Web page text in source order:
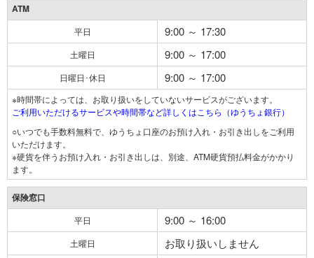
ATM
平日 9:00 ～ 17:30
土曜日 9:00 ～ 17:00
日曜日･休日 9:00 ～ 17:00
※時間帯によっては、お取り扱いをしていないサービスがございます。
ご利用いただけるサービスや時間帯など詳しくはこちら（ゆうちょ銀行）
○いつでも手数料無料で、ゆうちょ口座のお預け入れ・お引き出しをご利用
いただけます。
※硬貨を伴うお預け入れ・お引き出しは、別途、ATM硬貨預払料金がかかり
ます。
保険窓口
平日 9:00 ～ 16:00
土曜日 お取り扱いしません